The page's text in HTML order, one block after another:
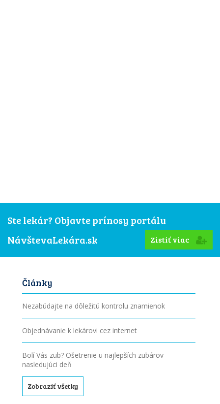
Ste lekár? Objavte prínosy portálu
NávštevaLekára.sk
Zistiť viac
Články
Nezabúdajte na dôležitú kontrolu znamienok
Objednávanie k lekárovi cez internet
Bolí Vás zub? Ošetrenie u najlepších zubárov
nasledujúci deň
Zobraziť všetky